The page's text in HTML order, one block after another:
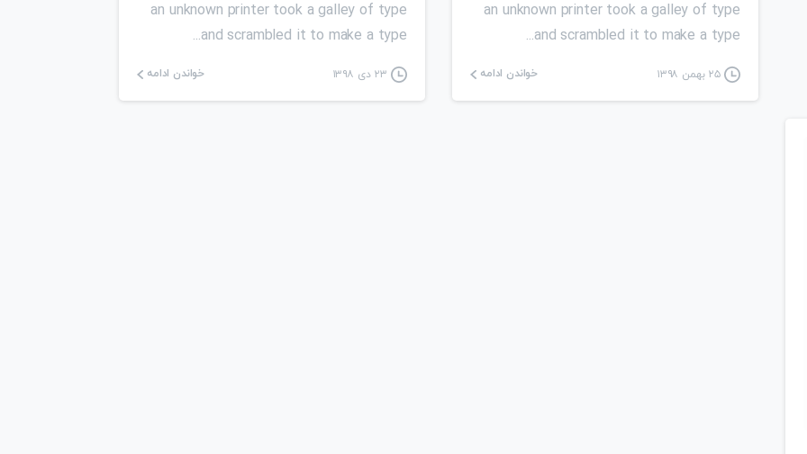
an unknown printer took a galley of type
and scrambled it to make a type...
۲۵ بهمن ۱۳۹۸ خواندن ادامه
an unknown printer took a galley of type
and scrambled it to make a type...
۲۳ دی ۱۳۹۸ خواندن ادامه